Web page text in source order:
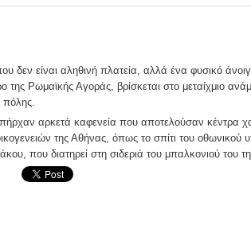
δεν είναι αληθινή πλατεία, αλλά ένα φυσικό
της Ρωμαϊκής Αγοράς, βρίσκεται στο μεταίχμιο
πόλης.
αρκετά καφενεία που αποτελούσαν κέντρα
της Αθήνας, όπως το σπίτι του
που διατηρεί στη σιδεριά του μπαλκονιού του